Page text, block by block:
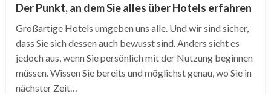
Der Punkt, an dem Sie alles über Hotels erfahren
Großartige Hotels umgeben uns alle. Und wir sind sicher,
dass Sie sich dessen auch bewusst sind. Anders sieht es
jedoch aus, wenn Sie persönlich mit der Nutzung beginnen
müssen. Wissen Sie bereits und möglichst genau, wo Sie in
nächster Zeit…